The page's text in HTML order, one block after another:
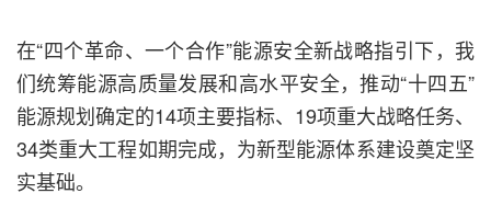
在“四个革命、一个合作”能源安全新战略指引下，我
们统筹能源高质量发展和高水平安全，推动“十四五”
能源规划确定的14项主要指标、19项重大战略任务、
34类重大工程如期完成，为新型能源体系建设奠定坚
实基础。